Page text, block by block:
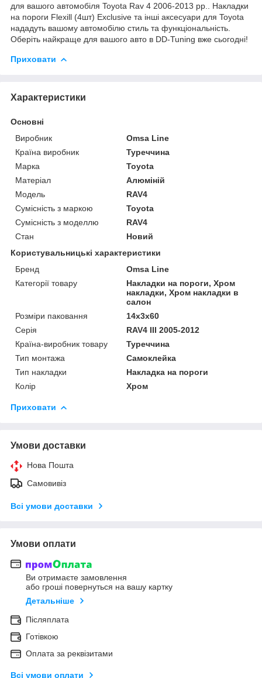
для вашого автомобіля Toyota Rav 4 2006-2013 рр.. Накладки
на пороги Flexill (4шт) Exclusive та інші аксесуари для Toyota
нададуть вашому автомобілю стиль та функціональність.
Оберіть найкраще для вашого авто в DD-Tuning вже сьогодні!
Приховати
Характеристики
Основні
Виробник
Omsa Line
Країна виробник
Туреччина
Марка
Toyota
Матеріал
Алюміній
Модель
RAV4
Сумісність з маркою
Toyota
Сумісність з моделлю
RAV4
Стан
Новий
Користувальницькі характеристики
Бренд
Omsa Line
Категорії товару
Накладки на пороги, Хром
накладки, Хром накладки в
салон
Розміри паковання
14x3x60
Серія
RAV4 III 2005-2012
Країна-виробник товару
Туреччина
Тип монтажа
Самоклейка
Тип накладки
Накладка на пороги
Колір
Хром
Приховати
Умови доставки
Нова Пошта
Самовивіз
Всі умови доставки
Умови оплати
Ви отримаєте замовлення
або гроші повернуться на вашу картку
Детальніше
Післяплата
Готівкою
Оплата за реквізитами
Всі умови оплати